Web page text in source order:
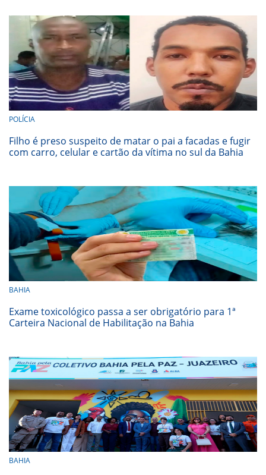
POLÍCIA
Filho é preso suspeito de matar o pai a facadas e fugir
com carro, celular e cartão da vítima no sul da Bahia
BAHIA
Exame toxicológico passa a ser obrigatório para 1ª
Carteira Nacional de Habilitação na Bahia
BAHIA